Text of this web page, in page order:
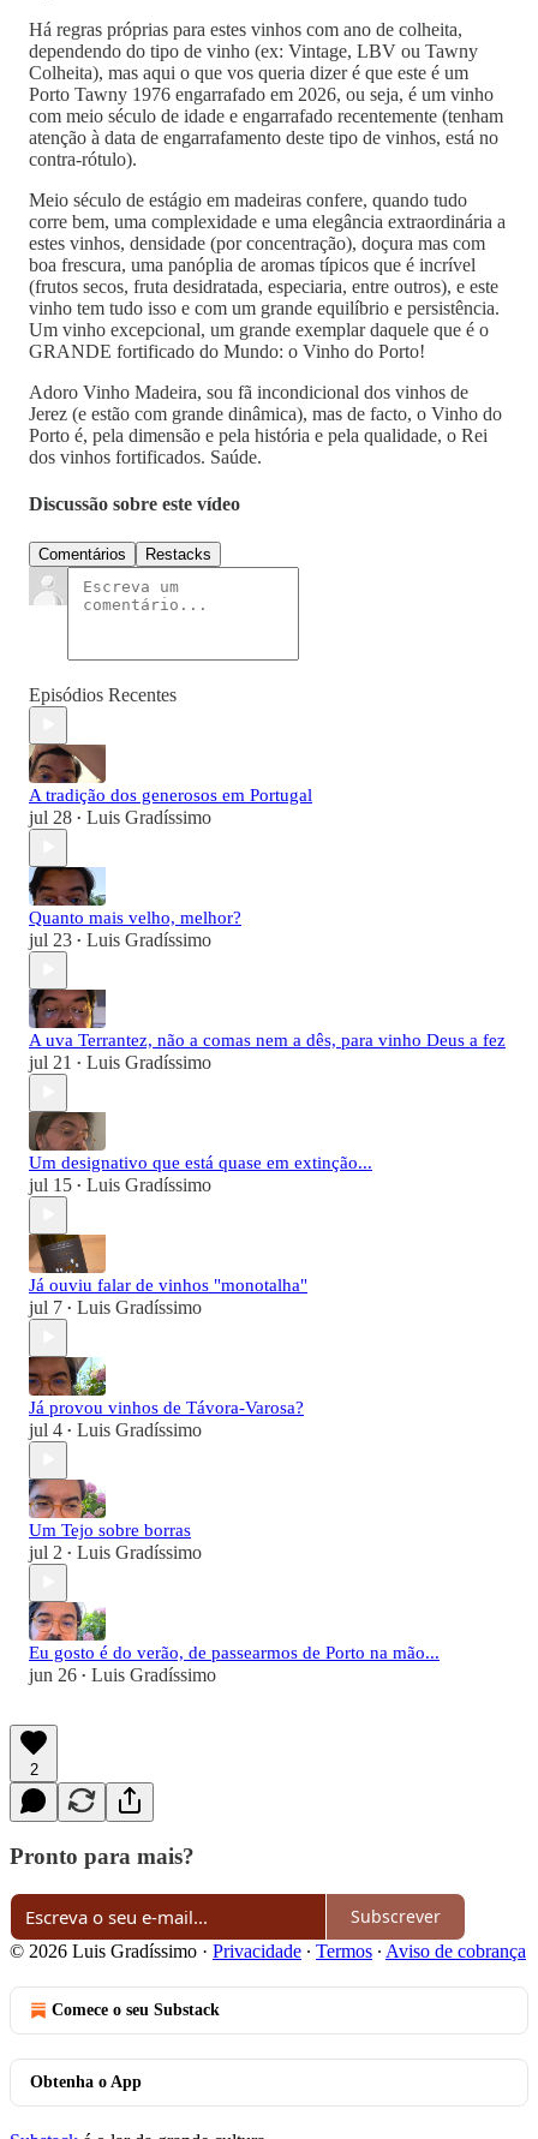
Há regras próprias para estes vinhos com ano de colheita,
dependendo do tipo de vinho (ex: Vintage, LBV ou Tawny
Colheita), mas aqui o que vos queria dizer é que este é um
Porto Tawny 1976 engarrafado em 2026, ou seja, é um vinho
com meio século de idade e engarrafado recentemente (tenham
atenção à data de engarrafamento deste tipo de vinhos, está no
contra-rótulo).
Meio século de estágio em madeiras confere, quando tudo
corre bem, uma complexidade e uma elegância extraordinária a
estes vinhos, densidade (por concentração), doçura mas com
boa frescura, uma panóplia de aromas típicos que é incrível
(frutos secos, fruta desidratada, especiaria, entre outros), e este
vinho tem tudo isso e com um grande equilíbrio e persistência.
Um vinho excepcional, um grande exemplar daquele que é o
GRANDE fortificado do Mundo: o Vinho do Porto!
Adoro Vinho Madeira, sou fã incondicional dos vinhos de
Jerez (e estão com grande dinâmica), mas de facto, o Vinho do
Porto é, pela dimensão e pela história e pela qualidade, o Rei
dos vinhos fortificados. Saúde.
Discussão sobre este vídeo
Comentários Restacks
Episódios Recentes
A tradição dos generosos em Portugal
jul 28 • Luis Gradíssimo
Quanto mais velho, melhor?
jul 23 • Luis Gradíssimo
A uva Terrantez, não a comas nem a dês, para vinho Deus a fez
jul 21 • Luis Gradíssimo
Um designativo que está quase em extinção...
jul 15 • Luis Gradíssimo
Já ouviu falar de vinhos "monotalha"
jul 7 • Luis Gradíssimo
Já provou vinhos de Távora-Varosa?
jul 4 • Luis Gradíssimo
Um Tejo sobre borras
jul 2 • Luis Gradíssimo
Eu gosto é do verão, de passearmos de Porto na mão...
jun 26 • Luis Gradíssimo
2
Pronto para mais?
Subscrever
© 2026 Luis Gradíssimo · Privacidade ∙ Termos ∙ Aviso de cobrança
Comece o seu Substack
Obtenha o App